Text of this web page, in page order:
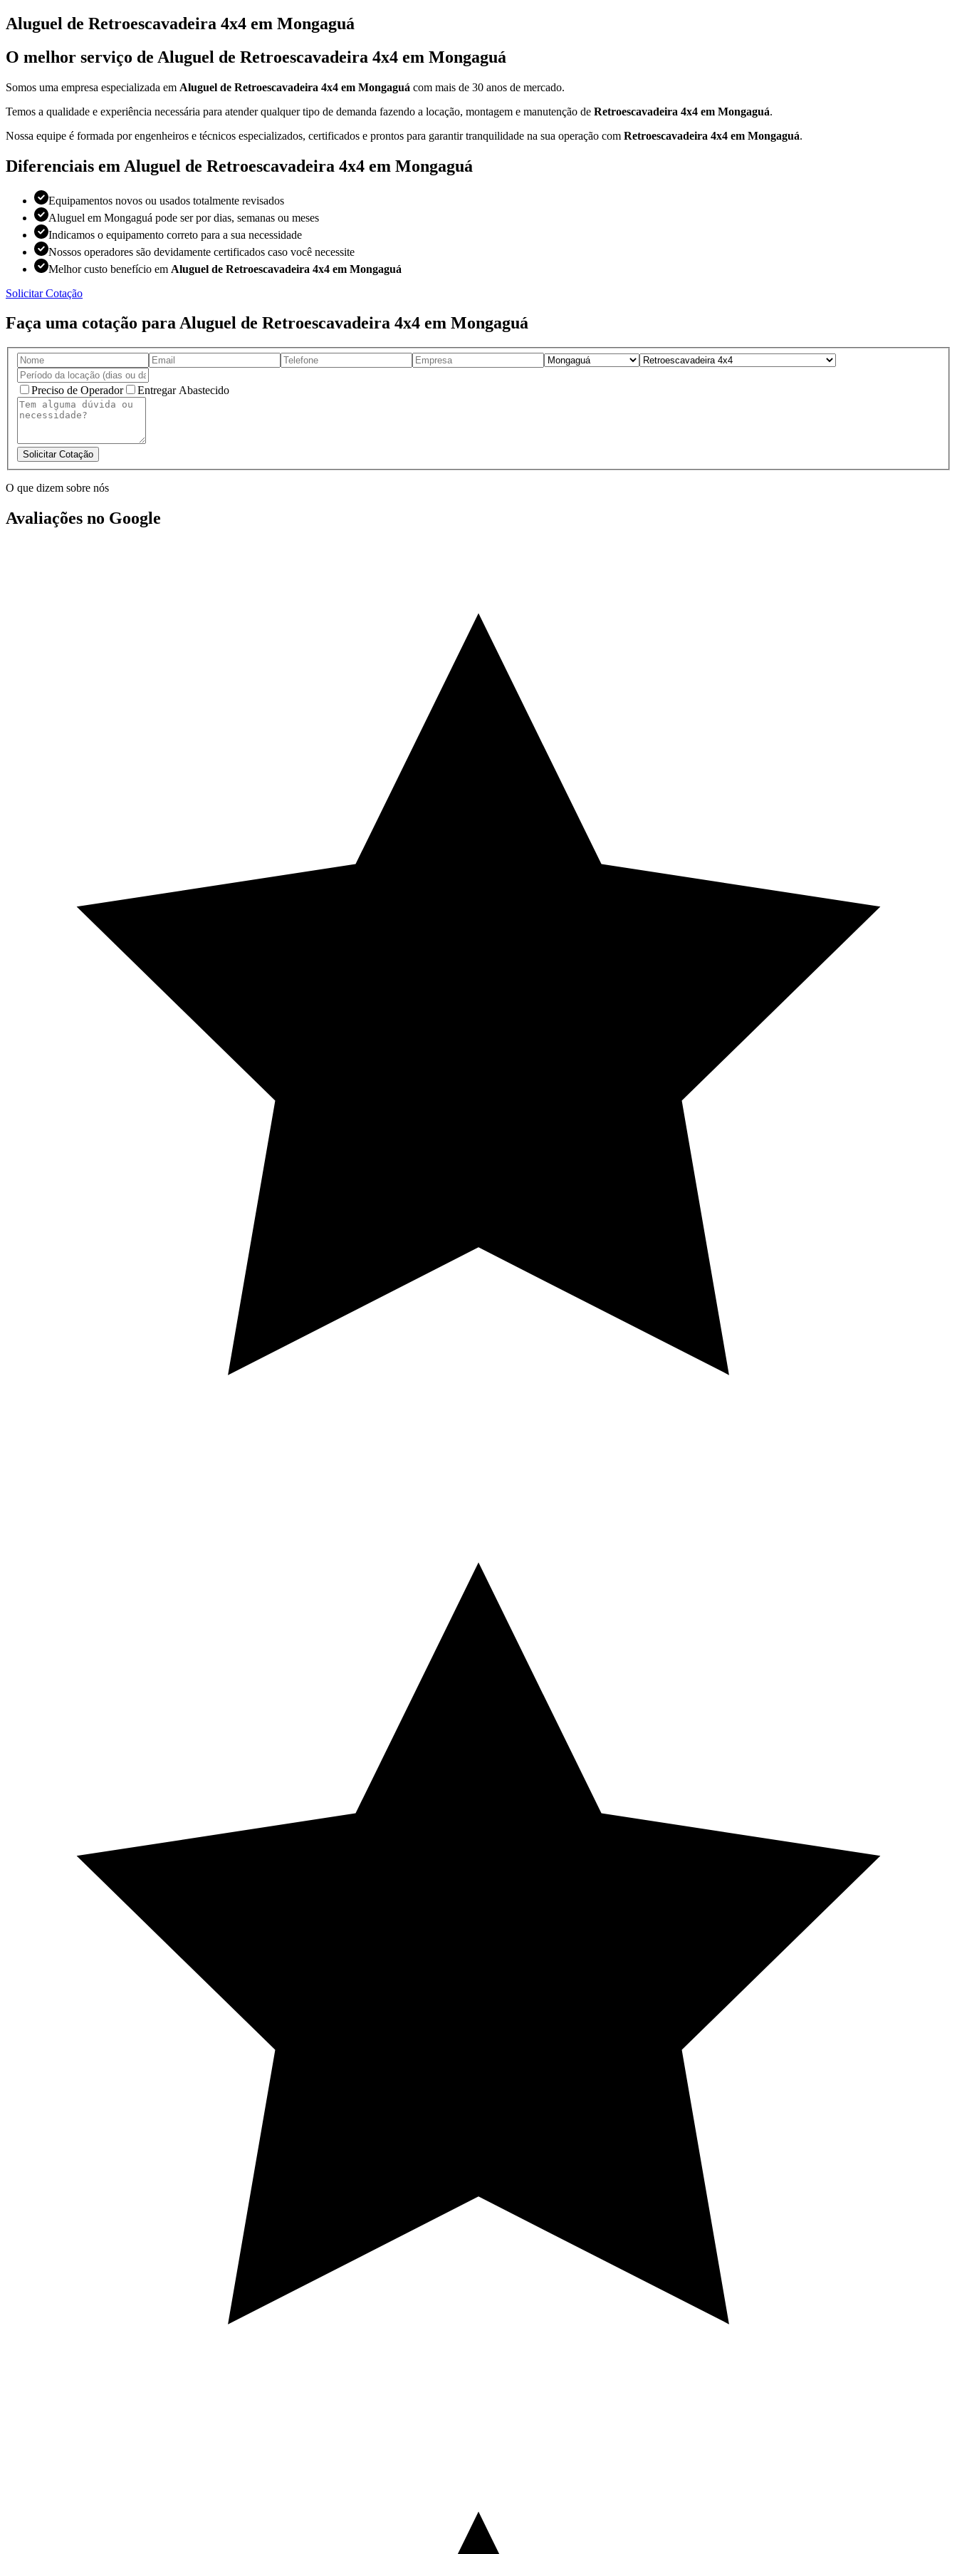
Aluguel de Retroescavadeira 4x4 em Mongaguá
O melhor serviço de Aluguel de Retroescavadeira 4x4 em Mongaguá
Somos uma empresa especializada em Aluguel de Retroescavadeira 4x4 em Mongaguá com mais de 30 anos de mercado.
Temos a qualidade e experiência necessária para atender qualquer tipo de demanda fazendo a locação, montagem e manutenção de Retroescavadeira 4x4 em Mongaguá.
Nossa equipe é formada por engenheiros e técnicos especializados, certificados e prontos para garantir tranquilidade na sua operação com Retroescavadeira 4x4 em Mongaguá.
Diferenciais em Aluguel de Retroescavadeira 4x4 em Mongaguá
Equipamentos novos ou usados totalmente revisados
Aluguel em Mongaguá pode ser por dias, semanas ou meses
Indicamos o equipamento correto para a sua necessidade
Nossos operadores são devidamente certificados caso você necessite
Melhor custo benefício em Aluguel de Retroescavadeira 4x4 em Mongaguá
Solicitar Cotação
Faça uma cotação para Aluguel de Retroescavadeira 4x4 em Mongaguá
Preciso de Operador Entregar Abastecido
Solicitar Cotação
O que dizem sobre nós
Avaliações no Google